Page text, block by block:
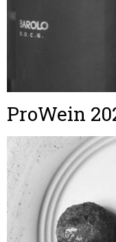
ProWein